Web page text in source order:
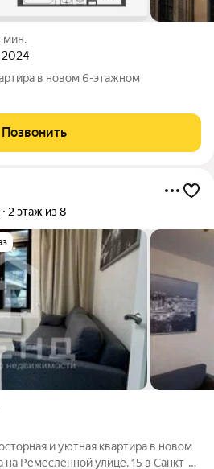
мин.
2024
в новом 6-этажном
Позвонить
2 этаж из 8
и уютная квартира в новом
Ремесленной улице, 15 в Санкт-